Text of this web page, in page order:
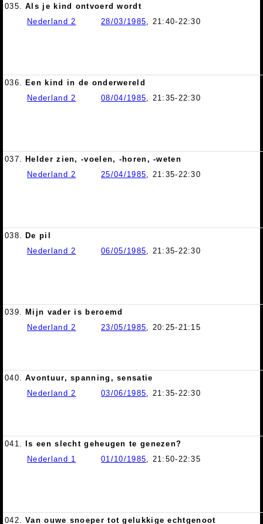
035. Als je kind ontvoerd wordt
Nederland 2
28/03/1985, 21:40-22:30
036. Een kind in de onderwereld
Nederland 2
08/04/1985, 21:35-22:30
037. Helder zien, -voelen, -horen, -weten
Nederland 2
25/04/1985, 21:35-22:30
038. De pil
Nederland 2
06/05/1985, 21:35-22:30
039. Mijn vader is beroemd
Nederland 2
23/05/1985, 20:25-21:15
040. Avontuur, spanning, sensatie
Nederland 2
03/06/1985, 21:35-22:30
041.
Is een slecht geheugen te genezen?
Nederland 1
01/10/1985, 21:50-22:35
042. Van ouwe snoeper tot gelukkige echtgenoot